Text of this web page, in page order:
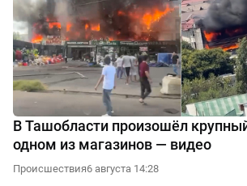
В Ташобласти произошёл
одном из магазинов — видео
Происшествия6 августа 14:28